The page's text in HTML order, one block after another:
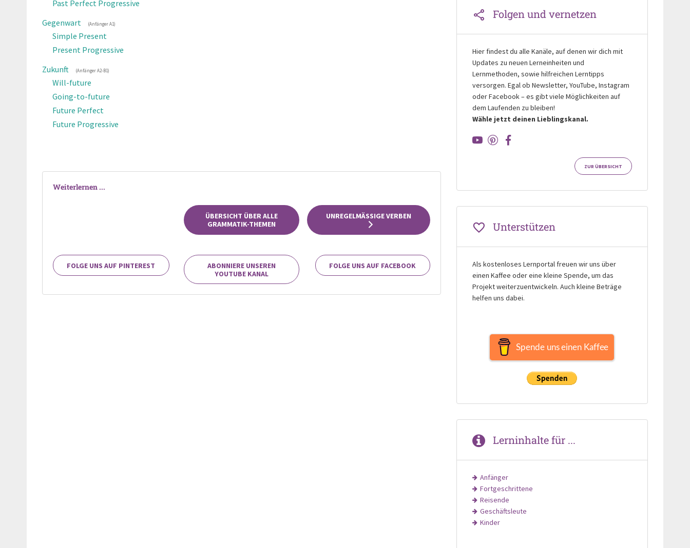
Past Perfect Progressive
Gegenwart
(AnfängerA1)
Simple Present
Present Progressive
Zukunft
(AnfängerA2-B1)
Will-future
Going-to-future
Future Perfect
Future Progressive
Weiterlernen ...
ÜBERSICHT ÜBER ALLE
GRAMMATIK-THEMEN
UNREGELMÄSSIGE VERBEN
FOLGE UNS AUF PINTEREST
ABONNIERE UNSEREN
YOUTUBE KANAL
FOLGE UNS AUF FACEBOOK
Folgen und vernetzen
Hier findest du alle Kanäle, auf denen wir dich mit
Updates zu neuen Lerneinheiten und
Lernmethoden, sowie hilfreichen Lerntipps
versorgen. Egal ob Newsletter, YouTube, Instagram
oder Facebook – es gibt viele Möglichkeiten auf
dem Laufenden zu bleiben!
Wähle jetzt deinen Lieblingskanal.
ZUR ÜBERSICHT
Unterstützen
Als kostenloses Lernportal freuen wir uns über
einen Kaffee oder eine kleine Spende, um das
Projekt weiterzuentwickeln. Auch kleine Beträge
helfen uns dabei.
Spende uns einen Kaffee
Lerninhalte für ...
Anfänger
Fortgeschrittene
Reisende
Geschäftsleute
Kinder